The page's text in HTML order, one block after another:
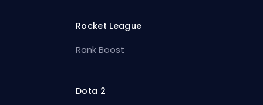
Rocket League
Rank Boost
Dota 2